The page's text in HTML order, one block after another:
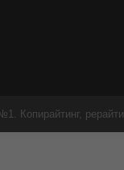
Копирайтинг,